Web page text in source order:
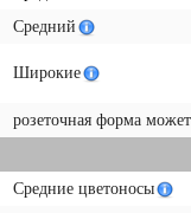
Средний
Широкие
розеточная форма
Средние цветоносы